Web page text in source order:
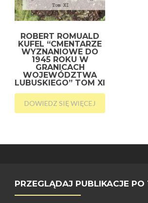
ROBERT ROMUALD
KUFEL “CMENTARZE
WYZNANIOWE DO
1945 ROKU W
GRANICACH
WOJEWÓDZTWA
LUBUSKIEGO” TOM XI
DOWIEDZ SIĘ WIĘCEJ
PRZEGLĄDAJ PUBLIKACJE PO